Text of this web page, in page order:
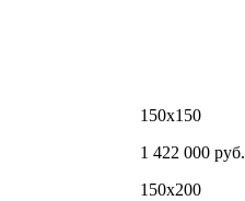
150х150
1 422 000 руб.
150х200